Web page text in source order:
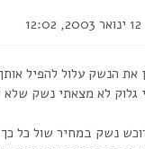
את הנשק עלול להפיל
גלוק לא מצאתי נשק שלא
נשק במחיר שול כל